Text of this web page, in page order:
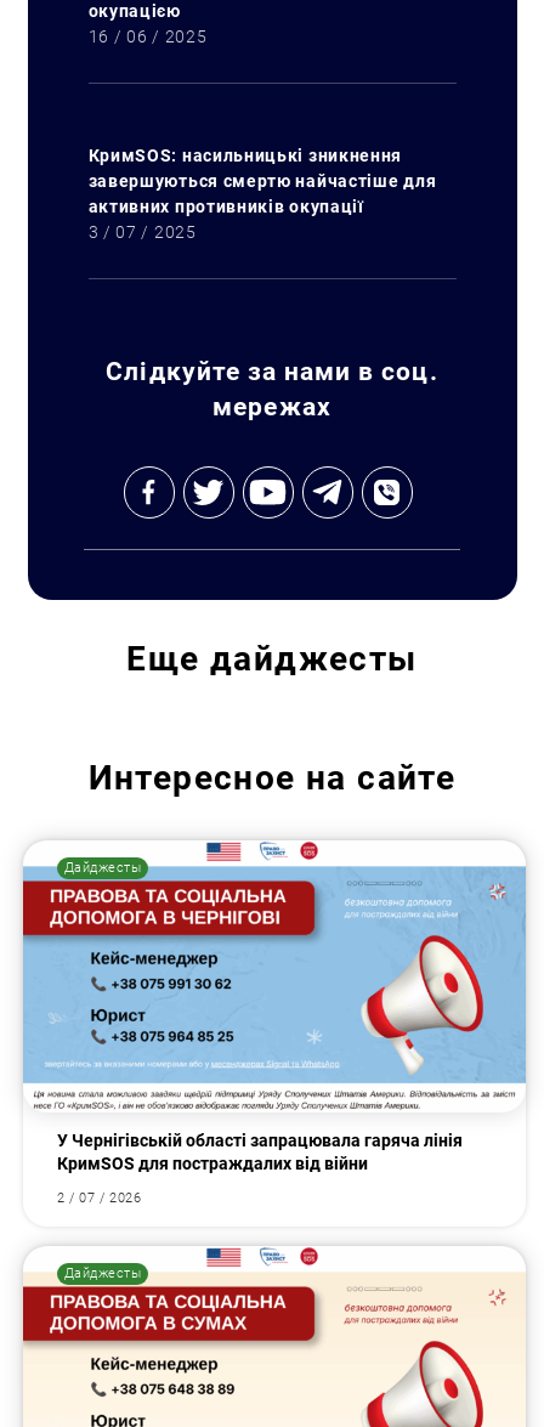
окупацією
16 / 06 / 2025
КримSOS: насильницькі зникнення
завершуються смертю найчастіше для
активних противників окупації
3 / 07 / 2025
Слідкуйте за нами в соц.
мережах
Еще дайджесты
Интересное на сайте
Дайджесты
У Чернігівській області запрацювала гаряча лінія
КримSOS для постраждалих від війни
2 / 07 / 2026
Дайджесты